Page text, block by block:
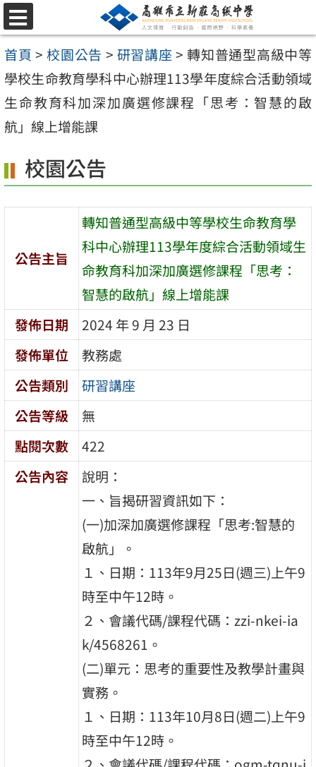
跳
至
主
要
內
容
選
單
首頁 > 校園公告 > 研習講座 > 轉知普通型高級中等
學校生命教育學科中心辦理113學年度綜合活動領域
生命教育科加深加廣選修課程「思考：智慧的啟
航」線上增能課
校園公告
公告主旨
轉知普通型高級中等學校生命教育學
科中心辦理113學年度綜合活動領域生
命教育科加深加廣選修課程「思考：
智慧的啟航」線上增能課
發佈日期
2024 年 9 月 23 日
發佈單位
教務處
公告類別
研習講座
公告等級
無
點閱次數
422
公告內容
說明：
一、旨揭研習資訊如下：
(一)加深加廣選修課程「思考:智慧的
啟航」。
１、日期：113年9月25日(週三)上午9
時至中午12時。
２、會議代碼/課程代碼：zzi-nkei-ia
k/4568261。
(二)單元：思考的重要性及教學計畫與
實務。
１、日期：113年10月8日(週二)上午9
時至中午12時。